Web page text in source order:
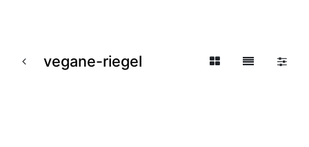
vegane-riegel